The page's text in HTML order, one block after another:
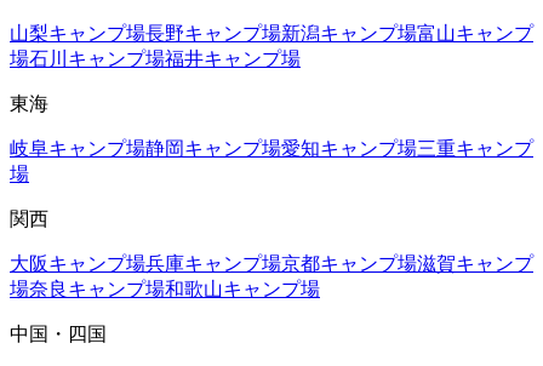
山梨キャンプ場長野キャンプ場新潟キャンプ場富山キャンプ
場石川 キャンプ場福井キャンプ場
東海
岐阜キャンプ場静岡キャンプ場愛知キャンプ場三重キャンプ
場
関西
大阪キャンプ場兵庫キャンプ場京都キャンプ場滋賀キャンプ
場奈良 キャンプ場和歌山キャンプ場
中国・四国